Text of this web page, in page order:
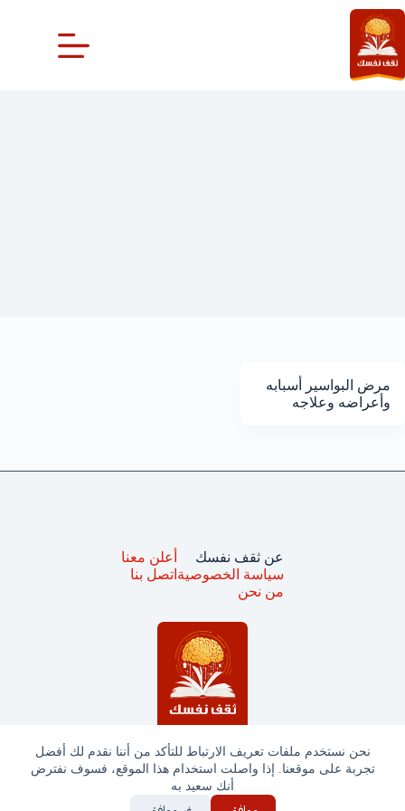
التجاوز
إلى
المحتوى
نحن نستخدم ملفات تعريف الارتباط للتأكد من أننا نقدم لك أفضل
تجربة على موقعنا. إذا واصلت استخدام هذا الموقع، فسوف نفترض
أنك سعيد به
مرض البواسير أسبابه
وأعراضه وعلاجه
جميع الحقوق محفوظة © ثقف نفسك 2025
عن ثقف نفسك
سياسة الخصوصية
من نحن
أعلن معنا
اتصل بنا